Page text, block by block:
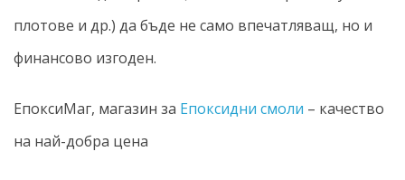
плотове и др.) да бъде не само впечатляващ, но и
финансово изгоден.
ЕпоксиМаг, магазин за Епоксидни смоли – качество
на най-добра цена